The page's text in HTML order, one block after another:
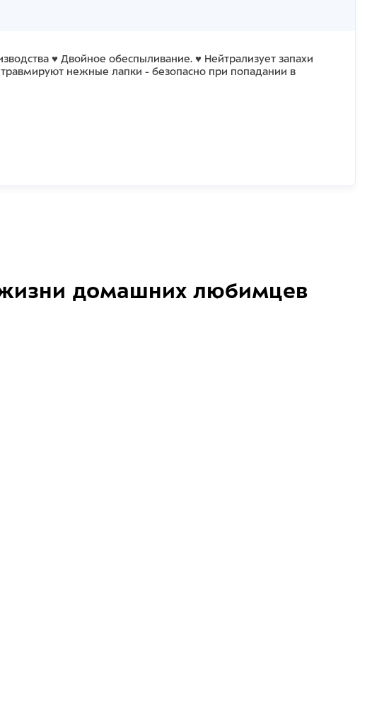
♥ Двойное обеспыливание. ♥ Нейтрализует запахи
нежные лапки - безопасно при попадании в
домашних любимцев